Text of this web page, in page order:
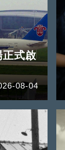
正式啟
08-04